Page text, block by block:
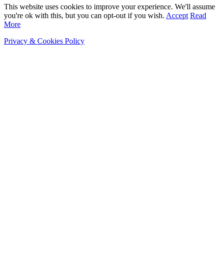
This website uses cookies to improve your experience. We'll assume
you're ok with this, but you can opt-out if you wish. Accept Read
More
Privacy & Cookies Policy